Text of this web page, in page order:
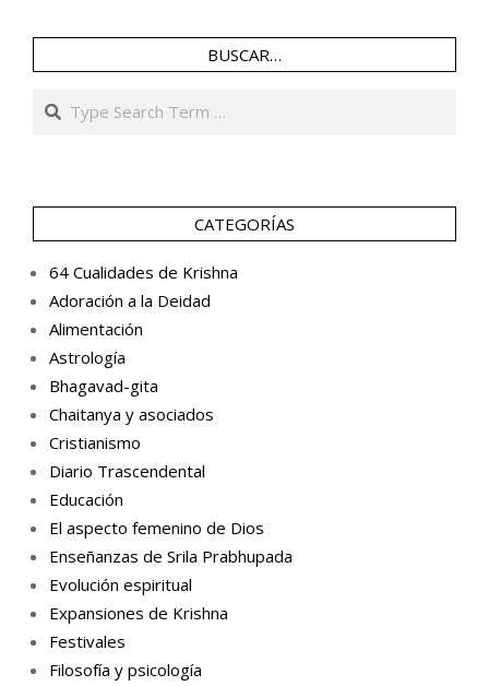
BUSCAR…
Search
CATEGORÍAS
64 Cualidades de Krishna
Adoración a la Deidad
Alimentación
Astrología
Bhagavad-gita
Chaitanya y asociados
Cristianismo
Diario Trascendental
Educación
El aspecto femenino de Dios
Enseñanzas de Srila Prabhupada
Evolución espiritual
Expansiones de Krishna
Festivales
Filosofía y psicología